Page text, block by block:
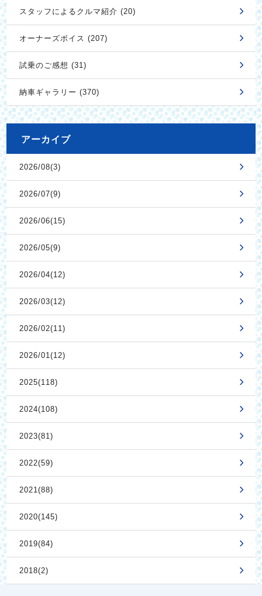
スタッフによるクルマ紹介 (20)
オーナーズボイス (207)
試乗のご感想 (31)
納車ギャラリー (370)
アーカイブ
2026/08(3)
2026/07(9)
2026/06(15)
2026/05(9)
2026/04(12)
2026/03(12)
2026/02(11)
2026/01(12)
2025(118)
2024(108)
2023(81)
2022(59)
2021(88)
2020(145)
2019(84)
2018(2)